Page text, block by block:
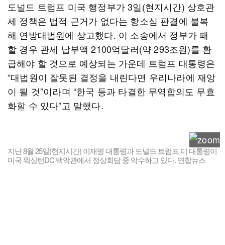
도널드 트럼프 미국 행정부가 3일(현지시간) 상호관
세 정책은 법적 근거가 없다는 항소심 판결에 불복
해 연방대법원에 상고했다. 이 소송에서 정부가 패
할 경우 관세 납부액 2100억달러(약 293조원)를 환
급해야 할 것으로 예상되는 가운데 트럼프 대통령은
“대법원이 잘못된 결정을 내린다면 우리나라에 재앙
이 될 것”이라며 “한국 등과 타결한 무역합의도 무효
화할 수 있다”고 말했다.
지난 8월 25일(현지시간) 이재명 대통령과 도널드 트럼프 미 대통령이
미국 워싱턴DC 백악관에서 정상회담 중 악수하고 있다. 연합뉴스